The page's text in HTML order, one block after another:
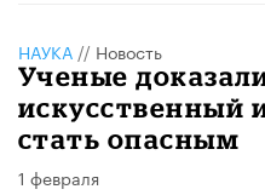
НАУКА // Новость
Ученые
искусственный
стать опасным
1 февраля